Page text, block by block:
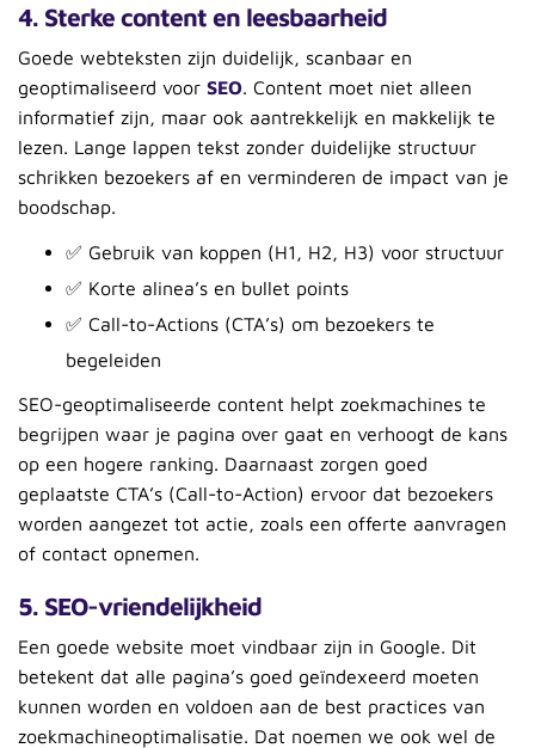
4. Sterke content en leesbaarheid
Goede webteksten zijn duidelijk, scanbaar en
geoptimaliseerd voor SEO. Content moet niet alleen
informatief zijn, maar ook aantrekkelijk en makkelijk te
lezen. Lange lappen tekst zonder duidelijke structuur
schrikken bezoekers af en verminderen de impact van je
boodschap.
✅ Gebruik van koppen (H1, H2, H3) voor structuur
✅ Korte alinea’s en bullet points
✅ Call-to-Actions (CTA’s) om bezoekers te
begeleiden
SEO-geoptimaliseerde content helpt zoekmachines te
begrijpen waar je pagina over gaat en verhoogt de kans
op een hogere ranking. Daarnaast zorgen goed
geplaatste CTA’s (Call-to-Action) ervoor dat bezoekers
worden aangezet tot actie, zoals een offerte aanvragen
of contact opnemen.
5. SEO-vriendelijkheid
Een goede website moet vindbaar zijn in Google. Dit
betekent dat alle pagina’s goed geïndexeerd moeten
kunnen worden en voldoen aan de best practices van
zoekmachineoptimalisatie. Dat noemen we ook wel de